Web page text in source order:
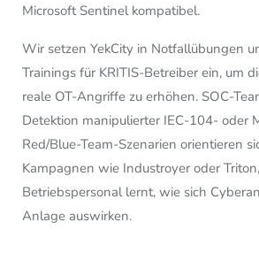
Microsoft Sentinel kompatibel.
Wir setzen YekCity in Notfallübungen
Trainings für KRITIS-Betreiber ein, um
reale OT-Angriffe zu erhöhen. SOC-
Detektion manipulierter IEC-104- oder
Red/Blue-Team-Szenarien orientieren
Kampagnen wie Industroyer oder
Betriebspersonal lernt, wie sich
Anlage auswirken.